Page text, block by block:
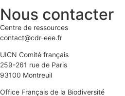
Nous contacter
Centre de ressources
contact@cdr-eee.fr
UICN Comité français
259-261 rue de Paris
93100 Montreuil
Office Français de la Biodiversité